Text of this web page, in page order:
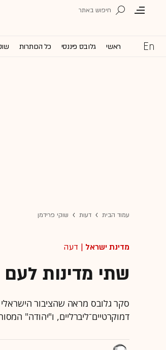
ראשי גלובס פיננסי כל הכותרות
עמוד הבית דעות שוקי פרידמן
מדינת ישראל | דעה
שתי מדינות
סקר גלובס מראה שהציבור
דמוקרטיים־ליברליים, ו"יהודה"